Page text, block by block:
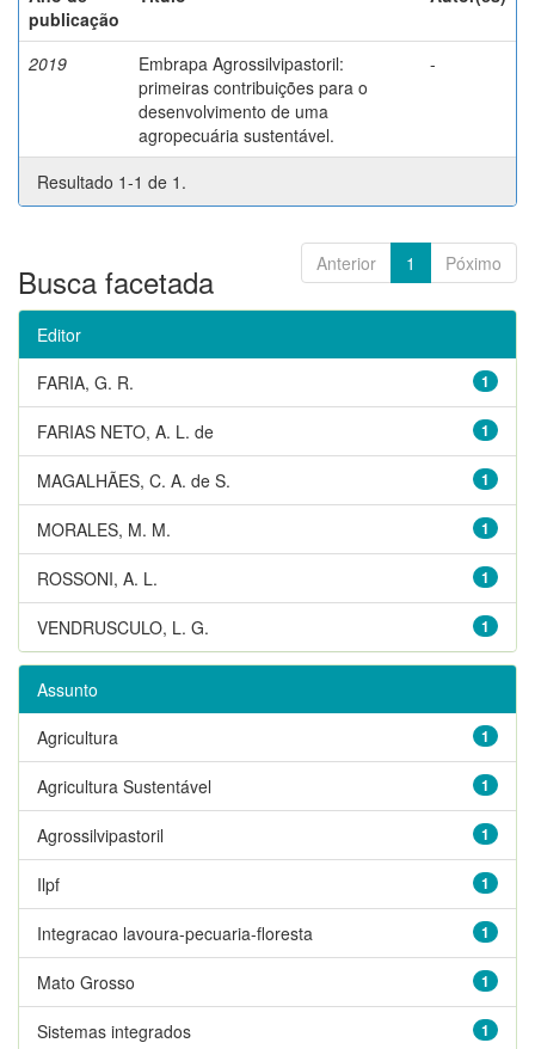
publicação
2019
Embrapa Agrossilvipastoril:
primeiras contribuições para o
desenvolvimento de uma
agropecuária sustentável.
-
Resultado 1-1 de 1.
Anterior 1 Póximo
Busca facetada
Editor
1
FARIA, G. R.
1
FARIAS NETO, A. L. de
1
MAGALHÃES, C. A. de S.
1
MORALES, M. M.
1
ROSSONI, A. L.
1
VENDRUSCULO, L. G.
Assunto
1
Agricultura
1
Agricultura Sustentável
1
Agrossilvipastoril
1
Ilpf
1
Integracao lavoura-pecuaria-floresta
1
Mato Grosso
1
Sistemas integrados